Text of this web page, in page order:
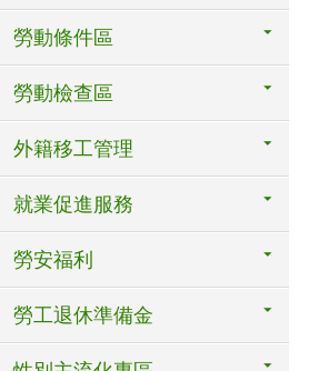
勞動條件區
勞動檢查區
外籍移工管理
就業促進服務
勞安福利
勞工退休準備金